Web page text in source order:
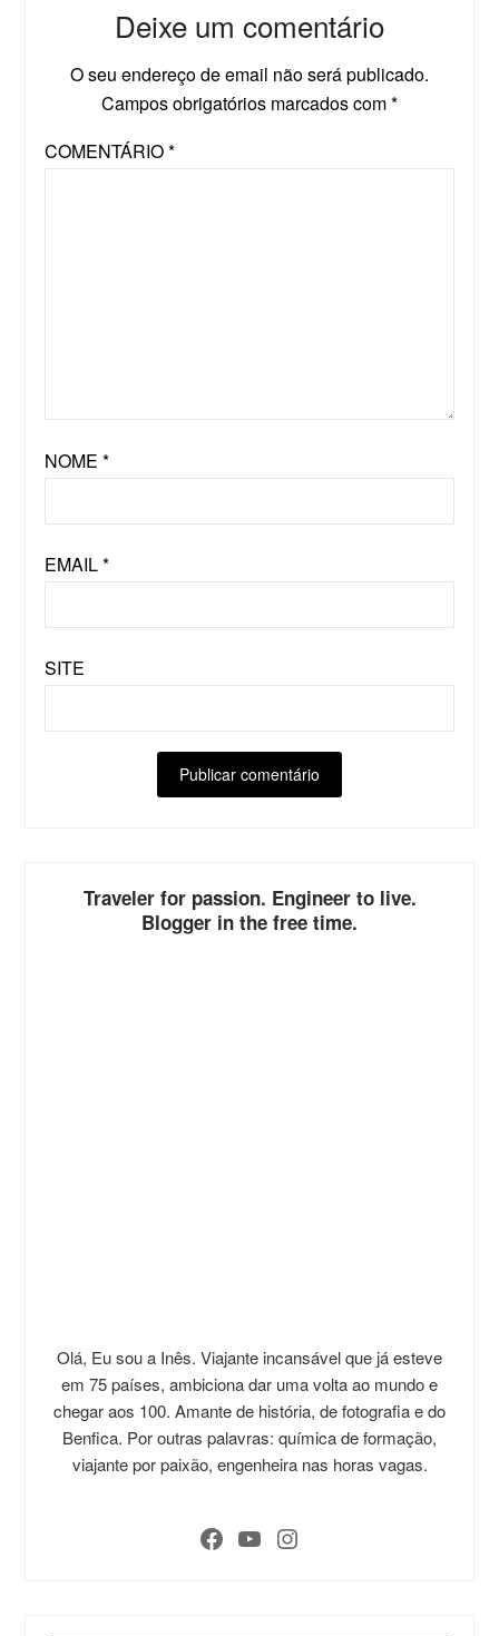
Deixe um comentário
O seu endereço de email não será publicado.
Campos obrigatórios marcados com*
COMENTÁRIO*
NOME *
EMAIL*
SITE
Traveler for passion. Engineer to live.
Blogger in the free time.
Olá, Eu sou a Inês. Viajante incansável que já esteve
em 75 países, ambiciona dar uma volta ao mundo e
chegar aos 100. Amante de história, de fotografia e do
Benfica. Por outras palavras: química de formação,
viajante por paixão, engenheira nas horas vagas.